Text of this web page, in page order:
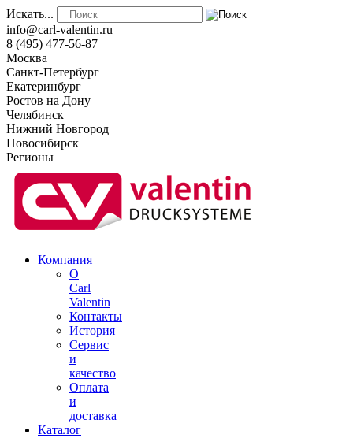
Искать...
info@carl-valentin.ru
8 (495) 477-56-87
Москва
Санкт-Петербург
Екатеринбург
Ростов на Дону
Челябинск
Нижний Новгород
Новосибирск
Регионы
Компания
О
Carl
Valentin
Контакты
История
Сервис
и
качество
Оплата
и
доставка
Каталог